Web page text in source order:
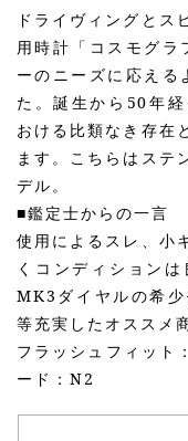
ドライヴィングとス
用時計「コスモグ
ーのニーズに応える
た。誕生から50年
おける比類なき存在
ます。こちらはステ
デル。
■鑑定士からの一言
使用によるスレ、小
くコンディション
MK3ダイヤルの希
等充実したオススメ
フラッシュフィット
ード：N2